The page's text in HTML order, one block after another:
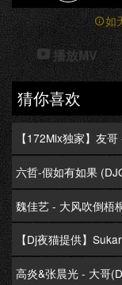
如
播放MV
猜你喜欢
【172Mix独家】友
六哲-假如有如果
魏佳艺 - 大风吹倒梧
高炎&张晨光 - 大哥